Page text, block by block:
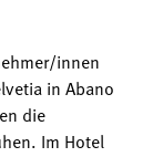
innen
in Abano
die
Im Hotel